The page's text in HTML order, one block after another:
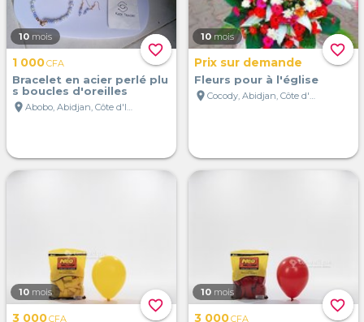
favorite_border
10 mois
1 000CFA
Bracelet en acier perlé plu
s boucles d'oreilles
location_on
Abobo, Abidjan, Côte d'Ivoire
favorite_border
10 mois
Prix sur demande
Fleurs pour à l'église
location_on
Cocody, Abidjan, Côte d'Ivoire
favorite_border
10 mois
3 000CFA
favorite_border
10 mois
3 000CFA